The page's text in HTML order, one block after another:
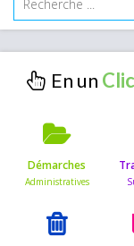
En un
Démarches